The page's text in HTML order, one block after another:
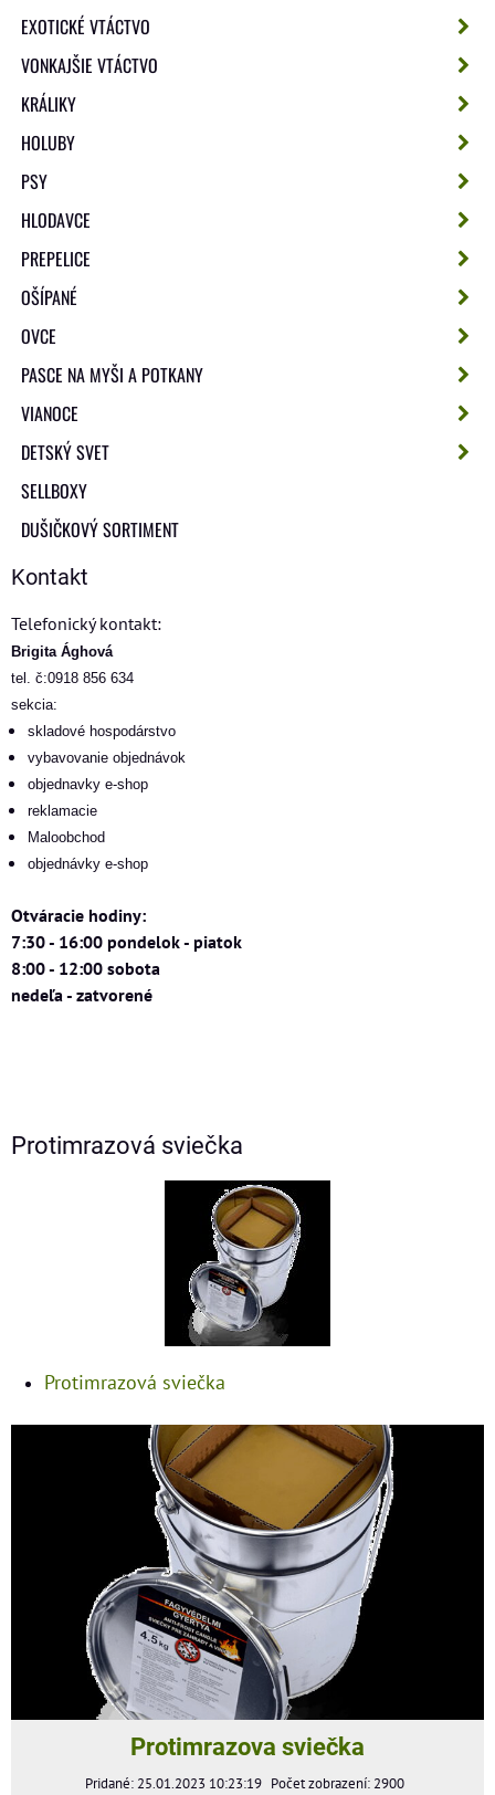
EXOTICKÉ VTÁCTVO
VONKAJŠIE VTÁCTVO
KRÁLIKY
HOLUBY
PSY
HLODAVCE
PREPELICE
OŠÍPANÉ
OVCE
PASCE NA MYŠI A POTKANY
VIANOCE
DETSKÝ SVET
SELLBOXY
DUŠIČKOVÝ SORTIMENT
Kontakt
Telefonický kontakt:
Brigita Ághová
tel. č:0918 856 634
sekcia:
skladové hospodárstvo
vybavovanie objednávok
objednavky e-shop
reklamacie
Maloobchod
objednávky e-shop
Otváracie hodiny:
7:30 - 16:00 pondelok - piatok
8:00 - 12:00 sobota
nedeľa - zatvorené
Protimrazová sviečka
Protimrazová sviečka
Protimrazova sviečka
Pridané: 25.01.2023 10:23:19 Počet zobrazení: 2900